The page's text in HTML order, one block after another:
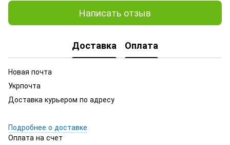
Написать отзыв
Доставка Оплата
Новая почта
Укрпочта
Доставка курьером по адресу
Подробнее о доставке
Оплата на счет